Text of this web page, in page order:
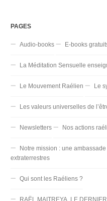
PAGES
Audio-books E-books
La Méditation Sensuelle
Le Mouvement Raélien Le
Les valeurs universelles de
Newsletters Nos actions
Notre mission : une
extraterrestres
Qui sont les Raéliens ?
RAËL MAITREYA, LE